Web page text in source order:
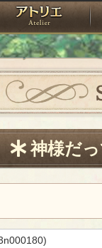
レット ア
神様だ